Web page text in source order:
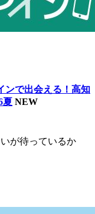
ンで出会える！高知
夏 NEW
が待っているか